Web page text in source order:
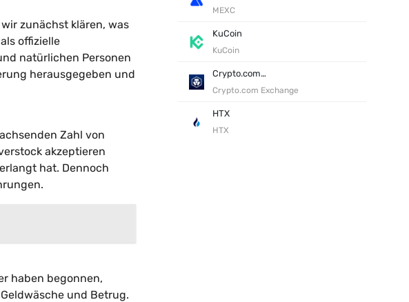
zunächst klären, was
offizielle
natürlichen Personen
herausgegeben und
Zahl von
akzeptieren
hat. Dennoch
haben begonnen,
und Betrug.
MEXC
KuCoin
KuCoin
Crypto.com Exchange
Crypto.com Exchange
HTX
HTX